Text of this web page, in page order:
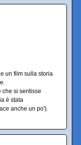
un film sulla storia
che si sentisse
è stata
anche un po').